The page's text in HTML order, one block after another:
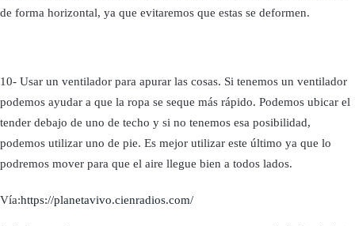
de forma horizontal, ya que evitaremos que estas se deformen.
10- Usar un ventilador para apurar las cosas. Si tenemos un ventilador
podemos ayudar a que la ropa se seque más rápido. Podemos ubicar el
tender debajo de uno de techo y si no tenemos esa posibilidad,
podemos utilizar uno de pie. Es mejor utilizar este último ya que lo
podremos mover para que el aire llegue bien a todos lados.
Vía:https://planetavivo.cienradios.com/